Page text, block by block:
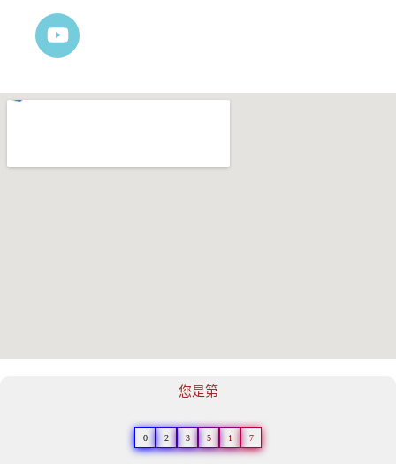
您是第
0 2 3 5 1 7